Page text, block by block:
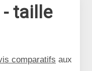
- taille
comparatifs aux